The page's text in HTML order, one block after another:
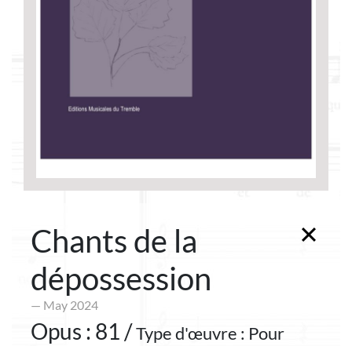
Chants de la
dépossession
— May 2024
Opus : 81 /Type d'œuvre : Pour